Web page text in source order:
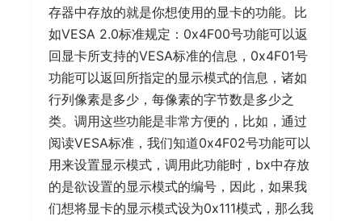
存器中存放的就是你想使用的显卡的功能。比
如VESA 2.0标准规定：0x4F00号功能可以返
回显卡所支持的VESA标准的信息，0x4F01号
功能可以返回所指定的显示模式的信息，诸如
行列像素是多少，每像素的字节数是多少之
类。调用这些功能是非常方便的，比如，通过
阅读VESA标准，我们知道0x4F02号功能可以
用来设置显示模式，调用此功能时，bx中存放
的是欲设置的显示模式的编号，因此，如果我
们想将显卡的显示模式设为0x111模式，那么我